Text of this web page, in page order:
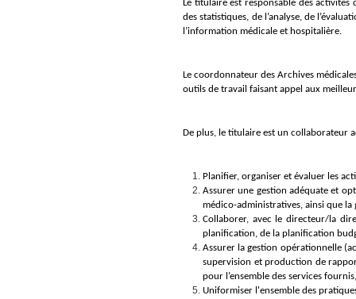
Le titulaire est responsable des activités
des statistiques, de l’analyse, de
l’information médicale et hospitalière.
Le coordonnateur des Archives
outils de travail faisant appel aux
De plus, le titulaire est un collaborateur
Planifier, organiser et évaluer les
Assurer une gestion adéquate et
médico-administratives, ainsi que la
Collaborer, avec le directeur/la
planification, de la planification
Assurer la gestion opérationnelle
supervision et production de
pour l’ensemble des services
Uniformiser l'ensemble des